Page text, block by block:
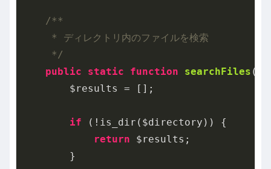
/**
     * ディレクトリ内のファイルを検索
     */
public
static function searchFiles
        $results = [];
if (!is_dir($directory)) {
return $results;
        }